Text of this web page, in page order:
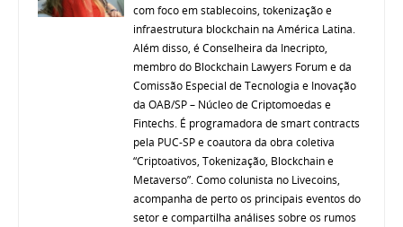
com foco em stablecoins, tokenização e
infraestrutura blockchain na América Latina.
Além disso, é Conselheira da Inecripto,
membro do Blockchain Lawyers Forum e da
Comissão Especial de Tecnologia e Inovação
da OAB/SP – Núcleo de Criptomoedas e
Fintechs. É programadora de smart contracts
pela PUC-SP e coautora da obra coletiva
“Criptoativos, Tokenização, Blockchain e
Metaverso”. Como colunista no Livecoins,
acompanha de perto os principais eventos do
setor e compartilha análises sobre os rumos